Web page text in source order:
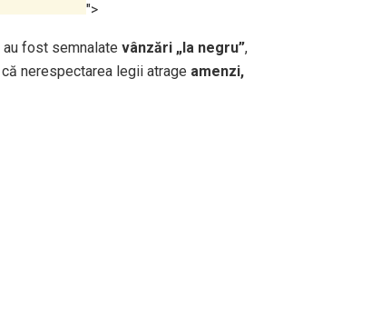
">
fost semnalate vânzări „la negru”,
nerespectarea legii atrage amenzi,